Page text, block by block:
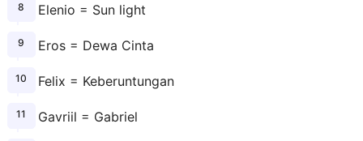
Elenio = Sun light
Eros = Dewa Cinta
Felix = Keberuntungan
Gavriil = Gabriel